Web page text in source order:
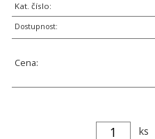
Kat. číslo:
Dostupnost:
Cena:
ks